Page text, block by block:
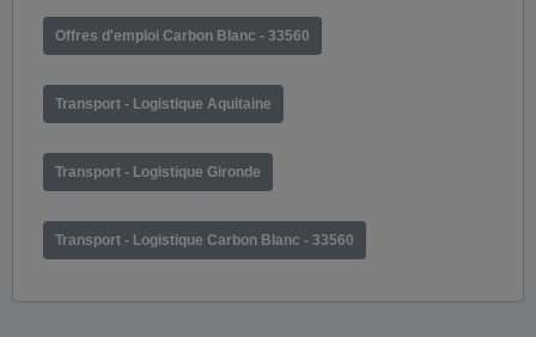
Offres d'emploi Carbon Blanc - 33560
Transport - Logistique Aquitaine
Transport - Logistique Gironde
Transport - Logistique Carbon Blanc - 33560